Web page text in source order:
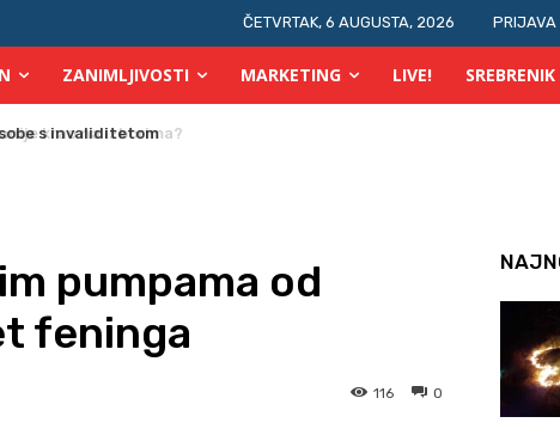
ČETVRTAK, 6 AUGUSTA, 2026 PRIJAVA
ZANIMLJIVOSTI MARKETING LIVE! SREBRENIK
s invaliditetom
pumpama od
feninga
0
116